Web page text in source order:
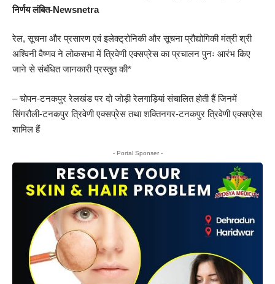
निर्णय लंबित-Newsnetra
रेल, सूचना और प्रसारण एवं इलेक्ट्रोनिकी और सूचना प्रौद्योगिकी मंत्री श्री
अश्विनी वैष्णव ने लोकसभा में त्रिवेणी एक्सप्रेस का प्रचालन पुनः आरंभ किए
जाने से संबंधित जानकारी प्रस्तुत की*
– चोपन-टनकपुर रेलखंड पर दो जोड़ी रेलगाड़ियां संचालित होती हैं जिनमें
सिंगरौली-टनकपुर त्रिवेणी एक्सप्रेस तथा शक्तिनगर-टनकपुर त्रिवेणी एक्सप्रेस
शामिल हैं
- Portal Sponser -